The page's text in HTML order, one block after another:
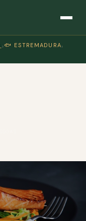
›🐟 ESTREMADURA›